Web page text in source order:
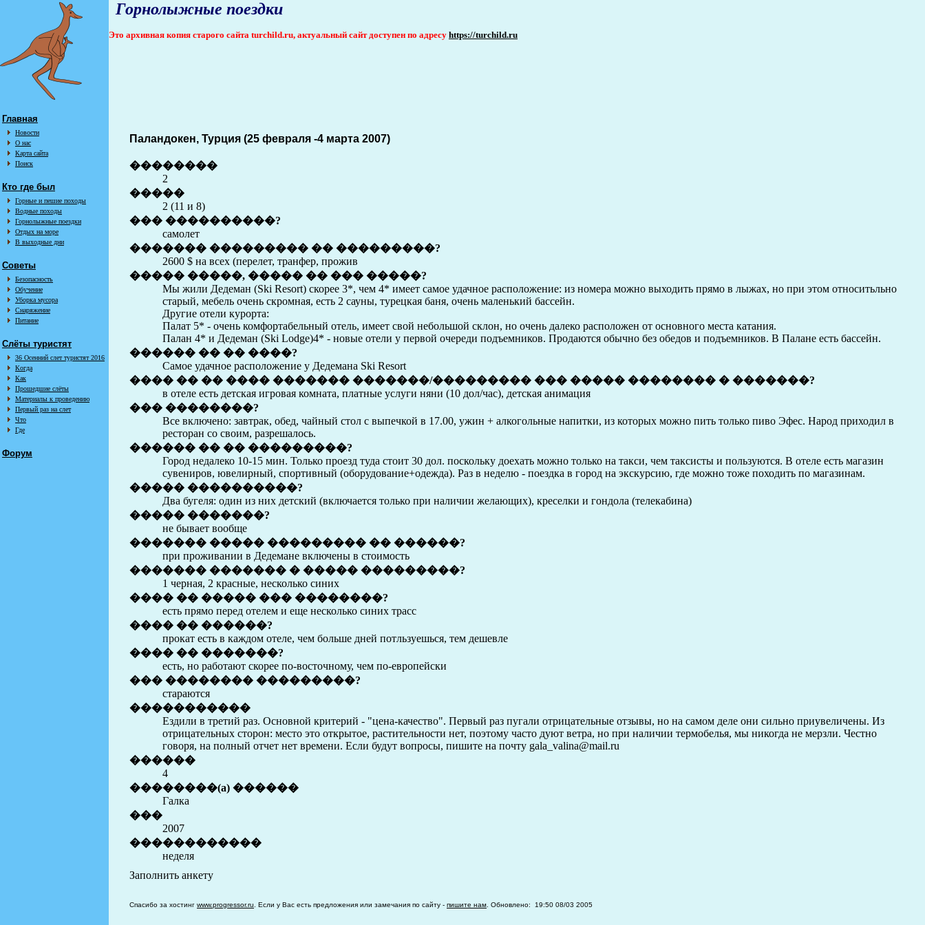
Главная
Новости
О нас
Карта сайта
Поиск
Кто где был
Горные и пешие походы
Водные походы
Горнолыжные поездки
Отдых на море
В выходные дни
Советы
Безопасность
Обучение
Уборка мусора
Снаряжение
Питание
Слёты туристят
36 Осенний слет туристят 2016
Когда
Как
Прошедшие слёты
Материалы к проведению
Первый раз на слет
Что
Где
Форум
Горнолыжные поездки
Это архивная копия старого сайта turchild.ru, актуальный сайт доступен по адресу https://turchild.ru
Паландокен, Турция (25 февраля -4 марта 2007)
��������
2
�����
2 (11 и 8)
��� ����������?
самолет
������� ��������� �� ���������?
2600 $ на всех (перелет, транфер, прожив
����� �����, ����� �� ��� �����?
Мы жили Дедеман (Ski Resort) скорее 3*, чем 4* имеет самое удачное расположение: из номера можно выходить прямо в лыжах, но при этом относитьльно
старый, мебель очень скромная, есть 2 сауны, турецкая баня, очень маленький бассейн.
Другие отели курорта:
Палат 5* - очень комфортабельный отель, имеет свой небольшой склон, но очень далеко расположен от основного места катания.
Палан 4* и Дедеман (Ski Lodge)4* - новые отели у первой очереди подъемников. Продаются обычно без обедов и подъемников. В Палане есть бассейн.
������ �� �� ����?
Самое удачное расположение у Дедемана Ski Resort
���� �� �� ���� ������� �������/��������� ��� ����� �������� � �������?
в отеле есть детская игровая комната, платные услуги няни (10 дол/час), детская анимация
��� ��������?
Все включено: завтрак, обед, чайный стол с выпечкой в 17.00, ужин + алкогольные напитки, из которых можно пить только пиво Эфес. Народ приходил в
ресторан со своим, разрешалось.
������ �� �� ���������?
Город недалеко 10-15 мин. Только проезд туда стоит 30 дол. поскольку доехать можно только на такси, чем таксисты и пользуются. В отеле есть магазин
сувениров, ювелирный, спортивный (оборудование+одежда). Раз в неделю - поездка в город на экскурсию, где можно тоже походить по магазинам.
����� ����������?
Два бугеля: один из них детский (включается только при наличии желающих), креселки и гондола (телекабина)
����� �������?
не бывает вообще
������� ����� ��������� �� ������?
при проживании в Дедемане включены в стоимость
������� ������� � ����� ���������?
1 черная, 2 красные, несколько синих
���� �� ����� ��� ��������?
есть прямо перед отелем и еще несколько синих трасс
���� �� ������?
прокат есть в каждом отеле, чем больше дней потльзуешься, тем дешевле
���� �� �������?
есть, но работают скорее по-восточному, чем по-европейски
��� �������� ���������?
стараются
�����������
Ездили в третий раз. Основной критерий - "цена-качество". Первый раз пугали отрицательные отзывы, но на самом деле они сильно приувеличены. Из
отрицательных сторон: место это открытое, растительности нет, поэтому часто дуют ветра, но при наличии термобелья, мы никогда не мерзли. Честно
говоря, на полный отчет нет времени. Если будут вопросы, пишите на почту gala_valina@mail.ru
������
4
��������(a) ������
Галка
���
2007
������������
неделя
Заполнить анкету
Спасибо за хостинг www.progressor.ru . Если у Вас есть предложения или замечания по сайту - пишите нам . Обновлено: 19:50 08/03 2005